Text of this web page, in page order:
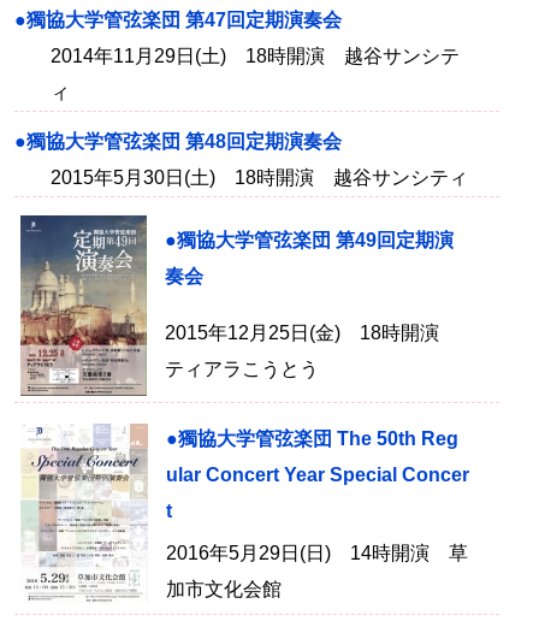
●獨協大学管弦楽団 第47回定期演奏会
2014年11月29日(土) 18時開演 越谷サンシテ
ィ
●獨協大学管弦楽団 第48回定期演奏会
2015年5月30日(土) 18時開演 越谷サンシティ
●獨協大学管弦楽団 第49回定期演
奏会
2015年12月25日(金) 18時開演
ティアラこうとう
●獨協大学管弦楽団 The 50th Reg
ular Concert Year Special Concer
t
2016年5月29日(日) 14時開演 草
加市文化会館